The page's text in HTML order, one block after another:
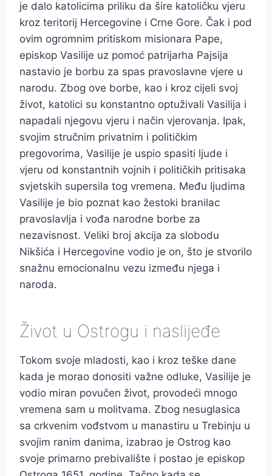
je dalo katolicima priliku da šire katoličku vjeru
kroz teritorij Hercegovine i Crne Gore. Čak i pod
ovim ogromnim pritiskom misionara Pape,
episkop Vasilije uz pomoć patrijarha Pajsija
nastavio je borbu za spas pravoslavne vjere u
narodu. Zbog ove borbe, kao i kroz cijeli svoj
život, katolici su konstantno optuživali Vasilija i
napadali njegovu vjeru i način vjerovanja. Ipak,
svojim stručnim privatnim i političkim
pregovorima, Vasilije je uspio spasiti ljude i
vjeru od konstantnih vojnih i političkih pritisaka
svjetskih supersila tog vremena. Među ljudima
Vasilije je bio poznat kao žestoki branilac
pravoslavlja i vođa narodne borbe za
nezavisnost. Veliki broj akcija za slobodu
Nikšića i Hercegovine vodio je on, što je stvorilo
snažnu emocionalnu vezu između njega i
naroda.
Život u Ostrogu i naslijeđe
Tokom svoje mladosti, kao i kroz teške dane
kada je morao donositi važne odluke, Vasilije je
vodio miran povučen život, provodeći mnogo
vremena sam u molitvama. Zbog nesuglasica
sa crkvenim vođstvom u manastiru u Trebinju u
svojim ranim danima, izabrao je Ostrog kao
svoje primarno prebivalište i postao je episkop